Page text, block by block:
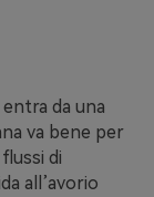
da una
va bene per
di
all’avorio